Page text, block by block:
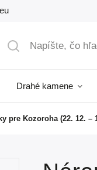
Drahé kamene
pre Kozoroha (22. 12. –